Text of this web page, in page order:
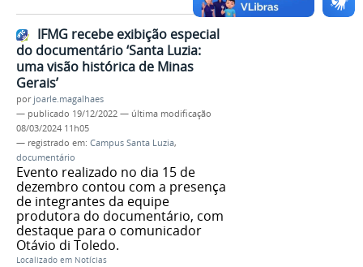
IFMG recebe exibição especial
do documentário ‘Santa Luzia:
uma visão histórica de Minas
Gerais’
por joarle.magalhaes
— publicado 19/12/2022 — última modificação
08/03/2024 11h05
— registrado em: Campus Santa Luzia,
documentário
Evento realizado no dia 15 de
dezembro contou com a presença
de integrantes da equipe
produtora do documentário, com
destaque para o comunicador
Otávio di Toledo.
Localizado em Notícias